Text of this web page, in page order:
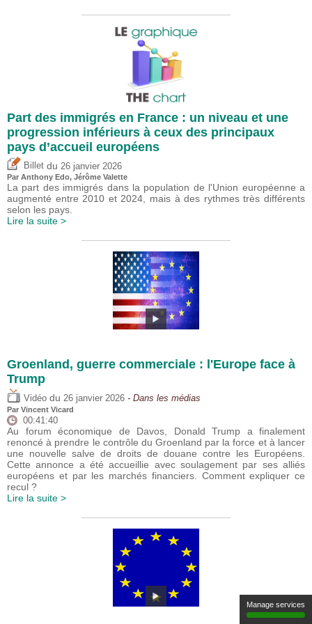
Part des immigrés en France : un niveau et une
progression inférieurs à ceux des principaux
pays d’accueil européens
Billet du 26 janvier 2026
Par Anthony Edo, Jérôme Valette
La part des immigrés dans la population de l'Union européenne a
augmenté entre 2010 et 2024, mais à des rythmes très différents
selon les pays.
Lire la suite >
Groenland, guerre commerciale : l'Europe face à
Trump
Vidéo du 26 janvier 2026 - Dans les médias
Par Vincent Vicard
00:41:40
Au forum économique de Davos, Donald Trump a finalement
renoncé à prendre le contrôle du Groenland par la force et à lancer
une nouvelle salve de droits de douane contre les Européens.
Cette annonce a été accueillie avec soulagement par ses alliés
européens et par les marchés financiers. Comment expliquer ce
recul ?
Lire la suite >
Manage services